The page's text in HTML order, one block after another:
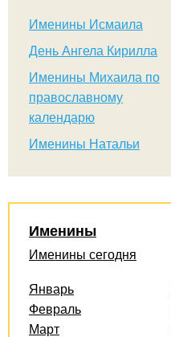
Именины Исмаила
День Ангела Кирилла
Именины Михаила по
православному
календарю
Именины Натальи
Именины
Именины сегодня
Январь
Февраль
Март